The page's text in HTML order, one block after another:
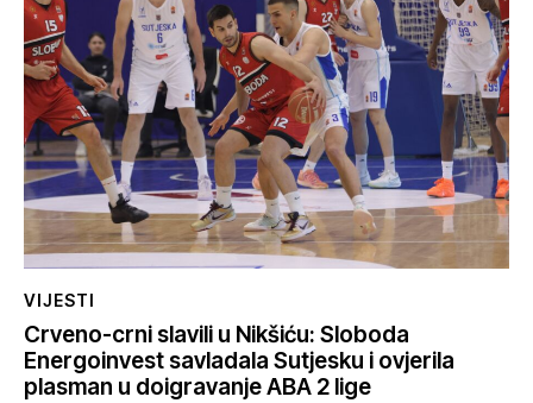
VIJESTI
Crveno-crni slavili u Nikšiću: Sloboda
Energoinvest savladala Sutjesku i ovjerila
plasman u doigravanje ABA 2 lige